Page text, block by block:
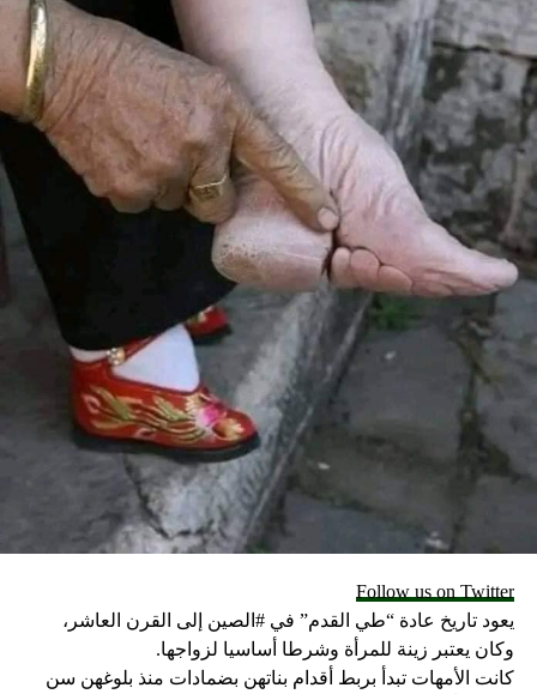
وقد احصاه الكرسي الرسولي، بعد وفاته بسنة، في مصاف
القديسين في عهد البابا غريغوريوس التاسع. صلاته معنا. آمين.
وفيه أيضاً: تذكار الشهيدة أكويلينا الجبيلية
عاشت اكويلينا في اواخر القرن الثالث ٢٨١ . وقد تلقنت مبادئ
الديانة المسيحية وتعمدت من يد اوتاليوس اسقف مدينتها
بيبلوس، حتى اضطرم قلبها بمحبة الطفل الالهي وهي ابنة اثنتي
عشرة سنة. فأخذت تسعى في نشر عبادته بين مواطنيها فآمن
منهم عدد وافر. فسمع بها الحاكم فولوسيانس، فاستحضرها
وسألها عن ايمانها، فأجابت” انها مسيحية” فحنق الحاكم واخذ
يتهددها ليحملها على الكفر بالمسيح فلم تأبه له. فأمر الجند
فصفعوها على وجهها، ثم جلدوها جلداً قاسياً حتى سالت دماؤها.
تجب بغير دمائها المسفوكة من اجل المسيح.
Follow us on Twitter
يعود تاريخ عادة “طي القدم” في #الصين إلى القرن العاشر،
وكان يعتبر زينة للمرأة وشرطا أساسيا لزواجها.
كانت الأمهات تبدأ بربط أقدام بناتهن بضمادات منذ بلوغهن سن